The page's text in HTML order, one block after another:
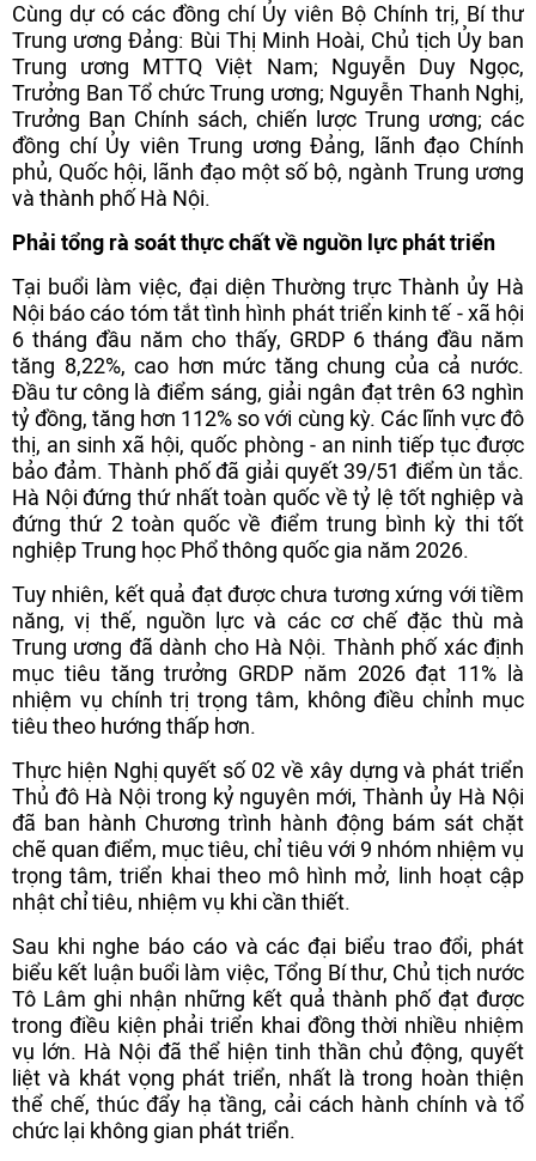
Cùng dự có các đồng chí Ủy viên Bộ Chính trị, Bí thư
Trung ương Đảng: Bùi Thị Minh Hoài, Chủ tịch Ủy ban
Trung ương MTTQ Việt Nam; Nguyễn Duy Ngọc,
Trưởng Ban Tổ chức Trung ương; Nguyễn Thanh Nghị,
Trưởng Ban Chính sách, chiến lược Trung ương; các
đồng chí Ủy viên Trung ương Đảng, lãnh đạo Chính
phủ, Quốc hội, lãnh đạo một số bộ, ngành Trung ương
và thành phố Hà Nội.
Phải tổng rà soát thực chất về nguồn lực phát triển
Tại buổi làm việc, đại diện Thường trực Thành ủy Hà
Nội báo cáo tóm tắt tình hình phát triển kinh tế - xã hội
6 tháng đầu năm cho thấy, GRDP 6 tháng đầu năm
tăng 8,22%, cao hơn mức tăng chung của cả nước.
Đầu tư công là điểm sáng, giải ngân đạt trên 63 nghìn
tỷ đồng, tăng hơn 112% so với cùng kỳ. Các lĩnh vực đô
thị, an sinh xã hội, quốc phòng - an ninh tiếp tục được
bảo đảm. Thành phố đã giải quyết 39/51 điểm ùn tắc.
Hà Nội đứng thứ nhất toàn quốc về tỷ lệ tốt nghiệp và
đứng thứ 2 toàn quốc về điểm trung bình kỳ thi tốt
nghiệp Trung học Phổ thông quốc gia năm 2026.
Tuy nhiên, kết quả đạt được chưa tương xứng với tiềm
năng, vị thế, nguồn lực và các cơ chế đặc thù mà
Trung ương đã dành cho Hà Nội. Thành phố xác định
mục tiêu tăng trưởng GRDP năm 2026 đạt 11% là
nhiệm vụ chính trị trọng tâm, không điều chỉnh mục
tiêu theo hướng thấp hơn.
Thực hiện Nghị quyết số 02 về xây dựng và phát triển
Thủ đô Hà Nội trong kỷ nguyên mới, Thành ủy Hà Nội
đã ban hành Chương trình hành động bám sát chặt
chẽ quan điểm, mục tiêu, chỉ tiêu với 9 nhóm nhiệm vụ
trọng tâm, triển khai theo mô hình mở, linh hoạt cập
nhật chỉ tiêu, nhiệm vụ khi cần thiết.
Sau khi nghe báo cáo và các đại biểu trao đổi, phát
biểu kết luận buổi làm việc, Tổng Bí thư, Chủ tịch nước
Tô Lâm ghi nhận những kết quả thành phố đạt được
trong điều kiện phải triển khai đồng thời nhiều nhiệm
vụ lớn. Hà Nội đã thể hiện tinh thần chủ động, quyết
liệt và khát vọng phát triển, nhất là trong hoàn thiện
thể chế, thúc đẩy hạ tầng, cải cách hành chính và tổ
chức lại không gian phát triển.